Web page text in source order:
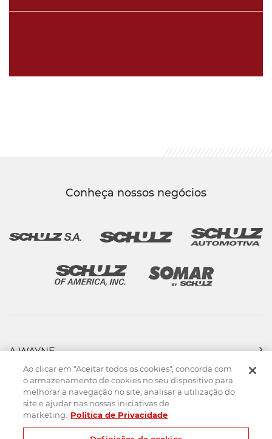
Conheça nossos negócios
A WAYNE
PRODUTOS
FORÇA DE VENDAS
ASSISTÊNCIA TÉCNICA
DOWNLOADS
CONTATO
Ao clicar em "Aceitar todos os cookies", concorda com
o armazenamento de cookies no seu dispositivo para
melhorar a navegação no site, analisar a utilização do
site e ajudar nas nossas iniciativas de
marketing.
Política de Privacidade